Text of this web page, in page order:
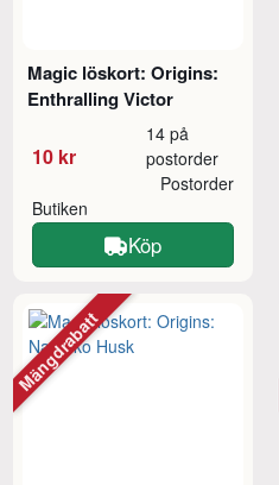
Magic löskort: Origins:
Enthralling Victor
10 kr
14 på
postorder
Butiken
Postorder
Köp
Mängdrabatt